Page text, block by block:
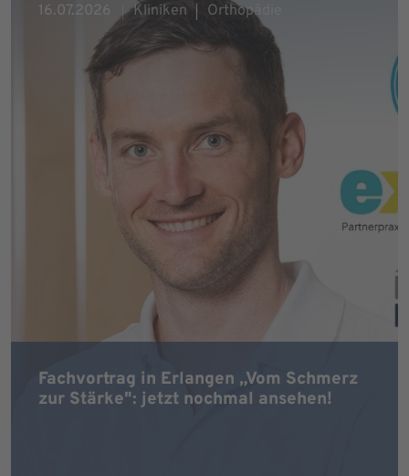
Fachvortrag in Erlangen „Vom Schmerz
zur Stärke": jetzt nochmal ansehen!
16.07.2026 Kliniken Orthopädie